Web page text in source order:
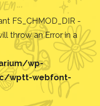
FS_CHMOD_DIR -
throw an Error in a
wp-
wptt-webfont-